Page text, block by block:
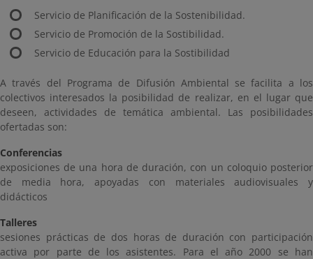
Servicio de Planificación de la Sostenibilidad.
Servicio de Promoción de la Sostibilidad.
Servicio de Educación para la Sostibilidad
A través del Programa de Difusión Ambiental se facilita a los
colectivos interesados la posibilidad de realizar, en el lugar que
deseen, actividades de temática ambiental. Las posibilidades
ofertadas son:
Conferencias
exposiciones de una hora de duración, con un coloquio posterior
de media hora, apoyadas con materiales audiovisuales y
didácticos
Talleres
sesiones prácticas de dos horas de duración con participación
activa por parte de los asistentes. Para el año 2000 se han